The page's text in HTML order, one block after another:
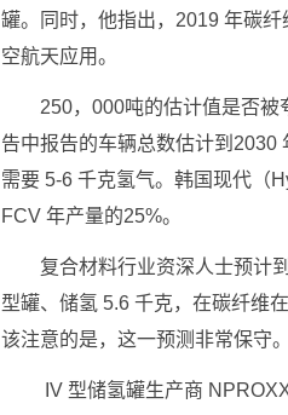
罐。同时，他指出，2019 年碳
空航天应用。
250，000吨的估计值是否
告中报告的车辆总数估计到2030
需要 5-6 千克氢气。韩国现代（
FCV 年产量的25%。
复合材料行业资深人士预计
型罐、储氢 5.6 千克，在碳纤维
该注意的是，这一预测非常保守。
IV 型储氢罐生产商